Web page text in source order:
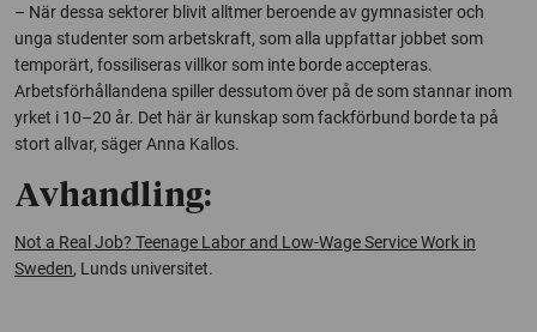
– När dessa sektorer blivit alltmer beroende av gymnasister och
unga studenter som arbetskraft, som alla uppfattar jobbet som
temporärt, fossiliseras villkor som inte borde accepteras.
Arbetsförhållandena spiller dessutom över på de som stannar inom
yrket i 10–20 år. Det här är kunskap som fackförbund borde ta på
stort allvar, säger Anna Kallos.
Avhandling:
Not a Real Job? Teenage Labor and Low-Wage Service Work in
Sweden, Lunds universitet.